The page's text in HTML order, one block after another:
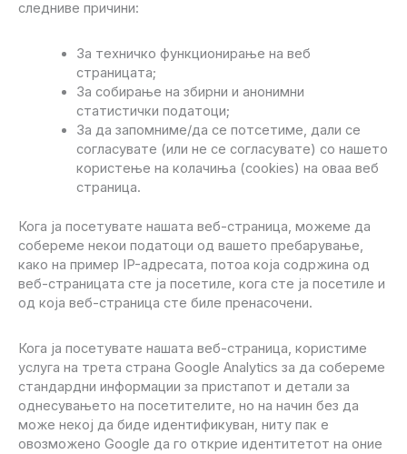
следниве причини:
За техничко функционирање на веб
страницата;
За собирање на збирни и анонимни
статистички податоци;
За да запомниме/да се потсетиме, дали се
согласувате (или не се согласувате) со нашето
користење на колачиња (cookies) на оваа веб
страница.
Кога ја посетувате нашата веб-страница, можеме да
собереме некои податоци од вашето пребарување,
како на пример IP-адресата, потоа која содржина од
веб-страницата сте ја посетиле, кога сте ја посетиле и
од која веб-страница сте биле пренасочени.
Кога ја посетувате нашата веб-страница, користиме
услуга на трета страна Google Analytics за да собереме
стандардни информации за пристапот и детали за
однесувањето на посетителите, но на начин без да
може некој да биде идентификуван, ниту пак е
овозможено Google да го открие идентитетот на оние